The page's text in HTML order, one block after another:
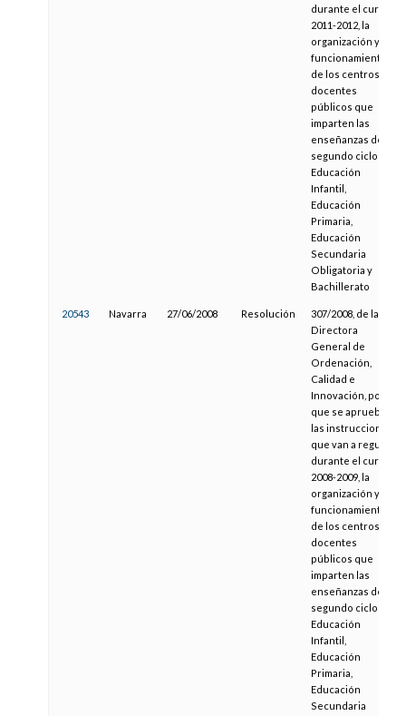
durante el curso
2011-2012, la
organización y el
funcionamiento
de los centros
docentes
públicos que
imparten las
enseñanzas de
segundo ciclo de
Educación
Infantil,
Educación
Primaria,
Educación
Secundaria
Obligatoria y
Bachillerato
20543 Navarra 27/06/2008 Resolución
307/2008, de la
Directora
General de
Ordenación,
Calidad e
Innovación, por la
que se aprueban
las instrucciones
que van a regular,
durante el curso
2008-2009, la
organización y el
funcionamiento
de los centros
docentes
públicos que
imparten las
enseñanzas de
segundo ciclo de
Educación
Infantil,
Educación
Primaria,
Educación
Secundaria